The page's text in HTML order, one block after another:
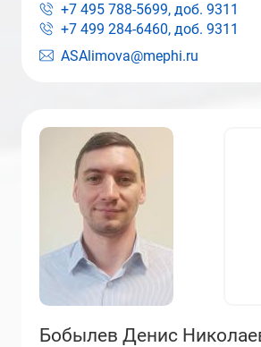
ASAlimova@mephi.ru
+7 495 788-5699, доб. 9311
+7 499 284-6460, доб. 9311
Бобылев Денис